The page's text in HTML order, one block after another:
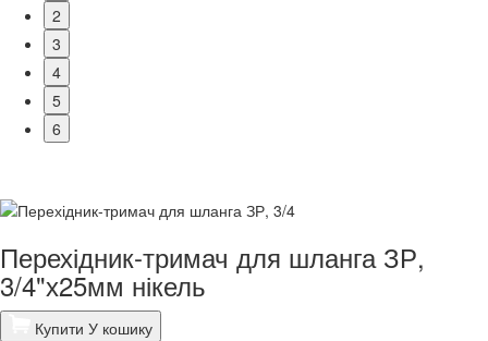
2
3
4
5
6
Перехідник-тримач для шланга ЗР,
3/4"х25мм нікель
Купити У кошику